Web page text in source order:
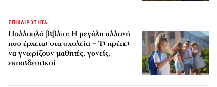
ΕΠΙΚΑΙΡΟΤΗΤΑ
Πολλαπλό βιβλίο: Η μεγάλη αλλαγή
που έρχεται στα σχολεία – Τι πρέπει
να γνωρίζουν μαθητές, γονείς,
εκπαιδευτικοί